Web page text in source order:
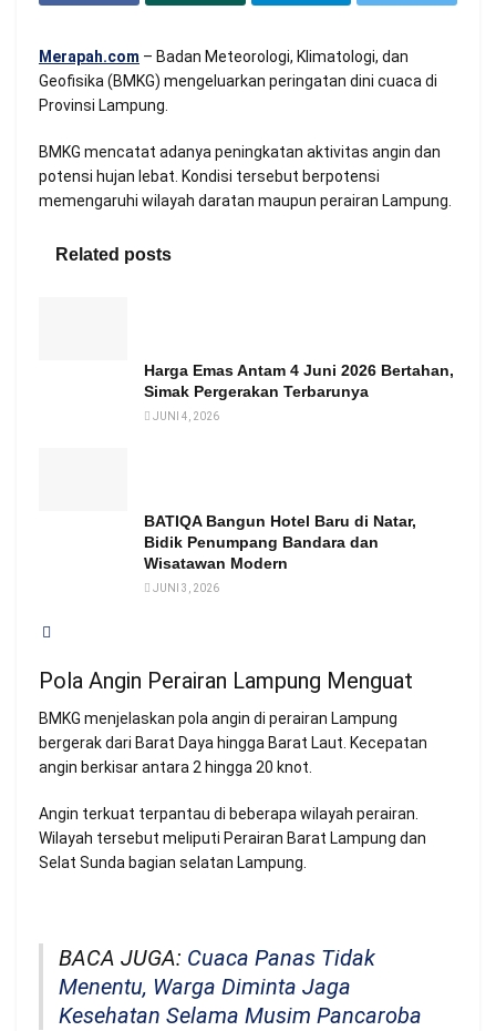
Merapah.com – Badan Meteorologi, Klimatologi, dan
Geofisika (BMKG) mengeluarkan peringatan dini cuaca di
Provinsi Lampung.
BMKG mencatat adanya peningkatan aktivitas angin dan
potensi hujan lebat. Kondisi tersebut berpotensi
memengaruhi wilayah daratan maupun perairan Lampung.
Related posts
Harga Emas Antam 4 Juni 2026 Bertahan,
Simak Pergerakan Terbarunya
JUNI 4, 2026
BATIQA Bangun Hotel Baru di Natar,
Bidik Penumpang Bandara dan
Wisatawan Modern
JUNI 3, 2026
Pola Angin Perairan Lampung Menguat
BMKG menjelaskan pola angin di perairan Lampung
bergerak dari Barat Daya hingga Barat Laut. Kecepatan
angin berkisar antara 2 hingga 20 knot.
Angin terkuat terpantau di beberapa wilayah perairan.
Wilayah tersebut meliputi Perairan Barat Lampung dan
Selat Sunda bagian selatan Lampung.
BACA JUGA: Cuaca Panas Tidak
Menentu, Warga Diminta Jaga
Kesehatan Selama Musim Pancaroba